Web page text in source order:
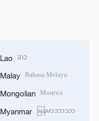
Lao ລາວ
Malay Bahasa Melayu
Mongolian Монгол
Myanmar မြန်မာဘာသာ